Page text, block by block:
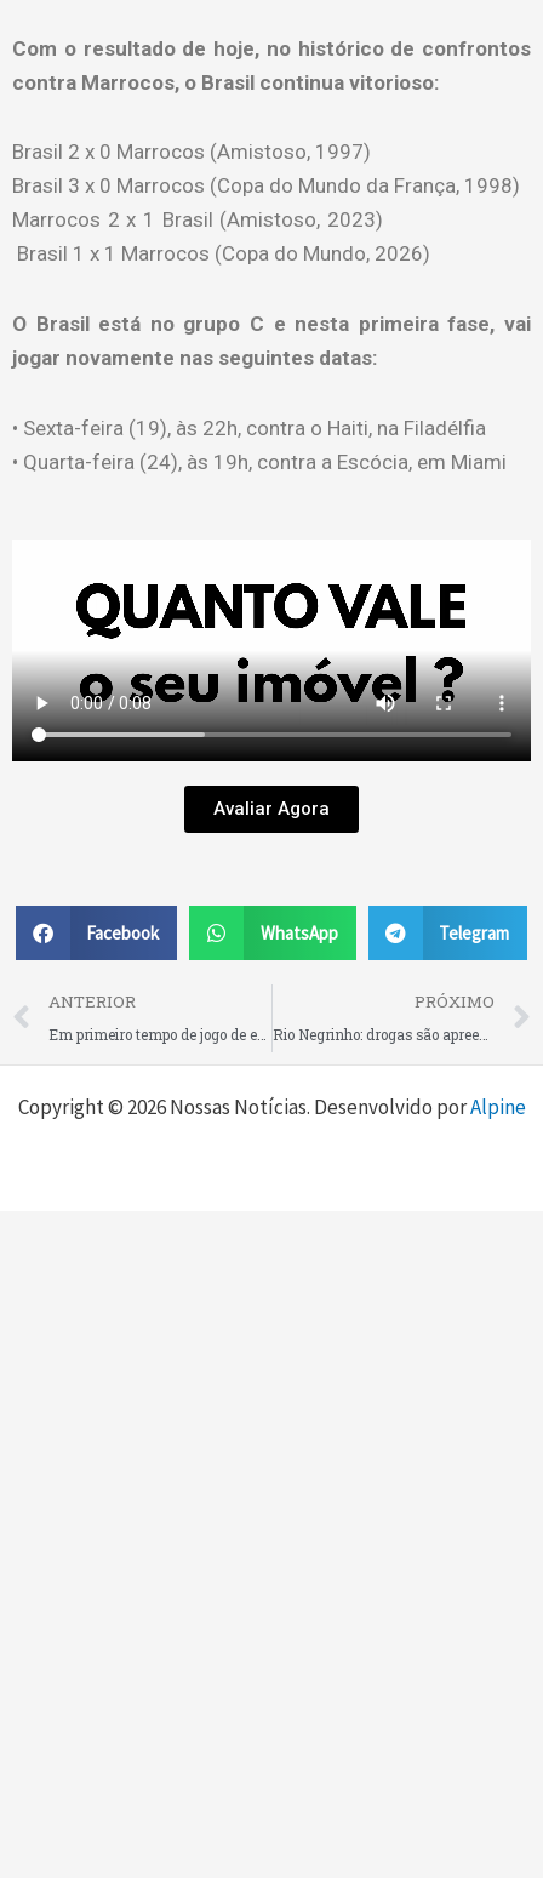
Com o resultado de hoje, no histórico de confrontos
contra Marrocos, o Brasil continua vitorioso:
Brasil 2 x 0 Marrocos (Amistoso, 1997)
Brasil 3 x 0 Marrocos (Copa do Mundo da França, 1998)
Marrocos 2 x 1 Brasil (Amistoso, 2023)
Brasil 1 x 1 Marrocos (Copa do Mundo, 2026)
O Brasil está no grupo C e nesta primeira fase, vai
jogar novamente nas seguintes datas:
• Sexta-feira (19), às 22h, contra o Haiti, na Filadélfia
• Quarta-feira (24), às 19h, contra a Escócia, em Miami
Avaliar Agora
Facebook WhatsApp Telegram
Prev
ANTERIOR
Em primeiro tempo de jogo de estreia na Copa do Mundo, Brasil empata em 1 x 1 com Marrocos
PRÓXIMO
Rio Negrinho: drogas são apreendidas e mulheres são presas por tráfico em Operação da Polícia Militar
Copyright © 2026 Nossas Notícias. Desenvolvido porAlpine